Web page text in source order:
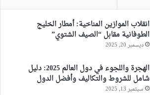
انقلاب الموازين المناخية: أمطار الخليج
الطوفانية مقابل “الصيف الشتوي”
ديسمبر 20, 2025
الهجرة واللجوء في دول العالم 2025: دليل
شامل للشروط والتكاليف وأفضل الدول
سبتمبر 13, 2025